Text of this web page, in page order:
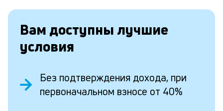
Вам доступны лучшие
условия
Без подтверждения дохода, при
первоначальном взносе от 40%